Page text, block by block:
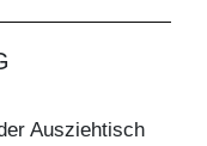
Ausziehtisch